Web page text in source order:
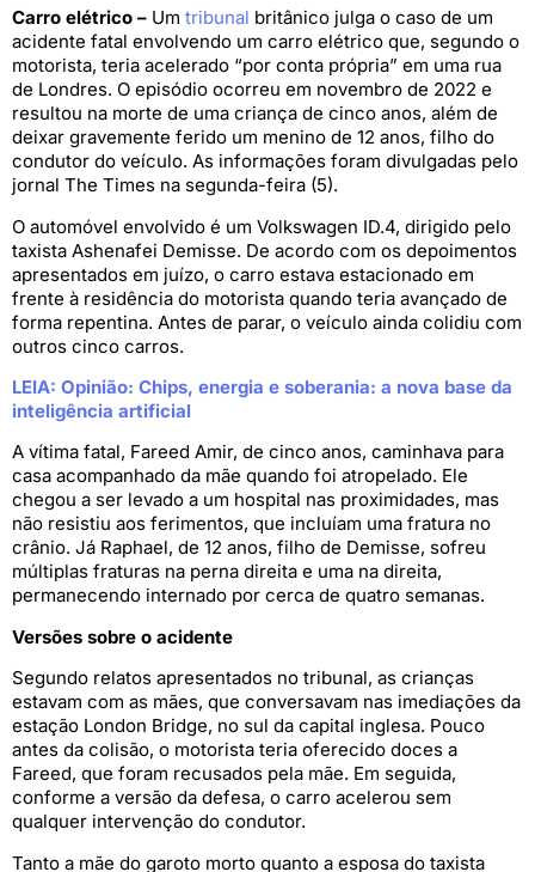
Carro elétrico – Um tribunal britânico julga o caso de um
acidente fatal envolvendo um carro elétrico que, segundo o
motorista, teria acelerado “por conta própria” em uma rua
de Londres. O episódio ocorreu em novembro de 2022 e
resultou na morte de uma criança de cinco anos, além de
deixar gravemente ferido um menino de 12 anos, filho do
condutor do veículo. As informações foram divulgadas pelo
jornal The Times na segunda-feira (5).
O automóvel envolvido é um Volkswagen ID.4, dirigido pelo
taxista Ashenafei Demisse. De acordo com os depoimentos
apresentados em juízo, o carro estava estacionado em
frente à residência do motorista quando teria avançado de
forma repentina. Antes de parar, o veículo ainda colidiu com
outros cinco carros.
LEIA: Opinião: Chips, energia e soberania: a nova base da
inteligência artificial
A vítima fatal, Fareed Amir, de cinco anos, caminhava para
casa acompanhado da mãe quando foi atropelado. Ele
chegou a ser levado a um hospital nas proximidades, mas
não resistiu aos ferimentos, que incluíam uma fratura no
crânio. Já Raphael, de 12 anos, filho de Demisse, sofreu
múltiplas fraturas na perna direita e uma na direita,
permanecendo internado por cerca de quatro semanas.
Versões sobre o acidente
Segundo relatos apresentados no tribunal, as crianças
estavam com as mães, que conversavam nas imediações da
estação London Bridge, no sul da capital inglesa. Pouco
antes da colisão, o motorista teria oferecido doces a
Fareed, que foram recusados pela mãe. Em seguida,
conforme a versão da defesa, o carro acelerou sem
qualquer intervenção do condutor.
Tanto a mãe do garoto morto quanto a esposa do taxista